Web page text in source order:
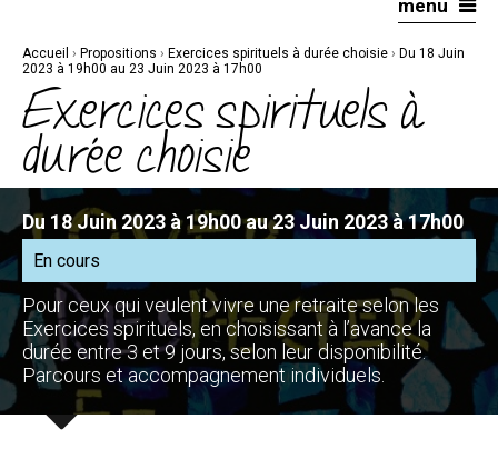
navigation
menu
Accueil › Propositions › Exercices spirituels à durée choisie › Du 18 Juin
2023 à 19h00 au 23 Juin 2023 à 17h00
Exercices spirituels à
durée choisie
Du 18 Juin 2023 à 19h00 au 23 Juin 2023 à 17h00
En cours
Pour ceux qui veulent vivre une retraite selon les
Exercices spirituels, en choisissant à l’avance la
durée entre 3 et 9 jours, selon leur disponibilité.
Parcours et accompagnement individuels.